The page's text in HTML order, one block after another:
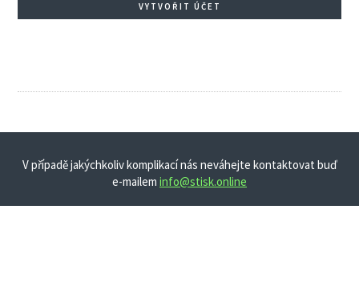
VYTVOŘIT ÚČET
V případě jakýchkoliv komplikací nás neváhejte kontaktovat buď
e-mailem info@stisk.online